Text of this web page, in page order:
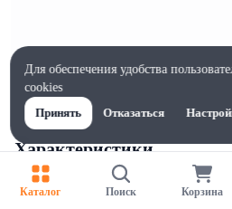
Характеристики
Ширина, мм
80
Каталог Поиск Корзина
Для обеспечения удобства
cookies
Принять
Отказаться